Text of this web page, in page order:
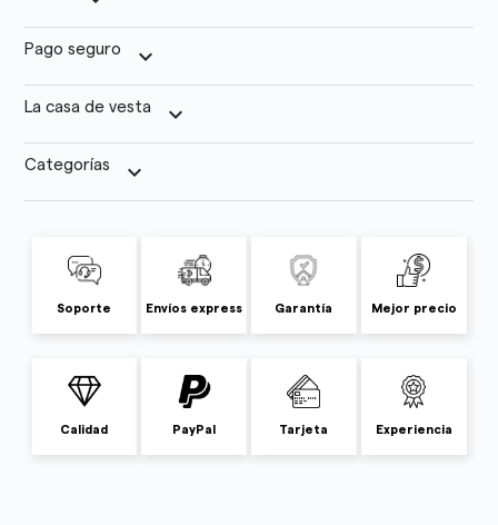
Pago seguro keyboard_arrow_down
La casa de vesta keyboard_arrow_down
Categorías keyboard_arrow_down
Soporte Envíos express Garantía Mejor precio
Calidad PayPal Tarjeta Experiencia